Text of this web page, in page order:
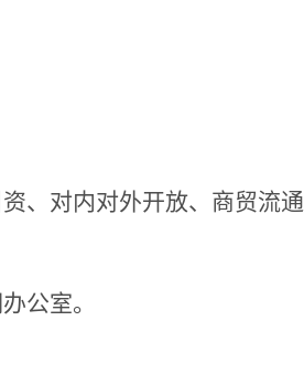
、 对内对外开放、商贸流通
公室。